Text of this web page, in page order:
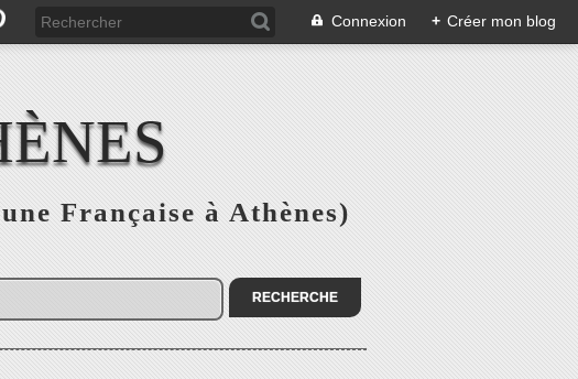
Connexion + Créer mon blog
Française à Athènes)